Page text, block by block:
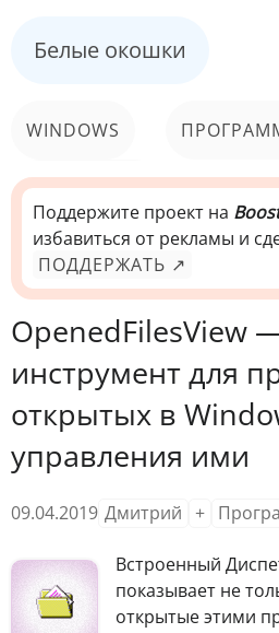
Белые окошки
WINDOWS
КОМПЬЮТЕР
Поддержите проект на
избавиться от рекламы и
ПОДДЕРЖАТЬ ↗
OpenedFilesView
инструмент для
открытых в
управления ими
09.04.2019 Дмитрий +
Встроенный
показывает не
открытые этими